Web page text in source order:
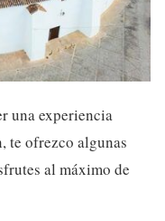
una experiencia
te ofrezco algunas
al máximo de